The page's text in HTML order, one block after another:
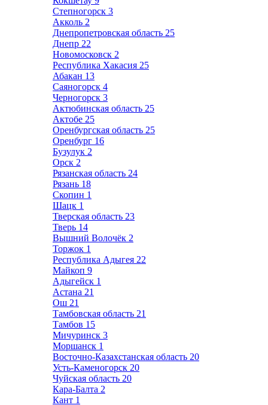
Степногорск 3
Акколь 2
Днепропетровская область 25
Днепр 22
Новомосковск 2
Республика Хакасия 25
Абакан 13
Саяногорск 4
Черногорск 3
Актюбинская область 25
Актобе 25
Оренбургская область 25
Оренбург 16
Бузулук 2
Орск 2
Рязанская область 24
Рязань 18
Скопин 1
Шацк 1
Тверская область 23
Тверь 14
Вышний Волочёк 2
Торжок 1
Республика Адыгея 22
Майкоп 9
Адыгейск 1
Астана 21
Ош 21
Тамбовская область 21
Тамбов 15
Мичуринск 3
Моршанск 1
Восточно-Казахстанская область 20
Усть-Каменогорск 20
Чуйская область 20
Кара-Балта 2
Кант 1